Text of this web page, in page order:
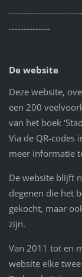
--------------
De website
Deze website,
een 200
van het boek
Via de QR-codes
meer informatie
De website blijft
degenen die het
gekocht, maar
zijn.
Van 2011 tot en
website elke